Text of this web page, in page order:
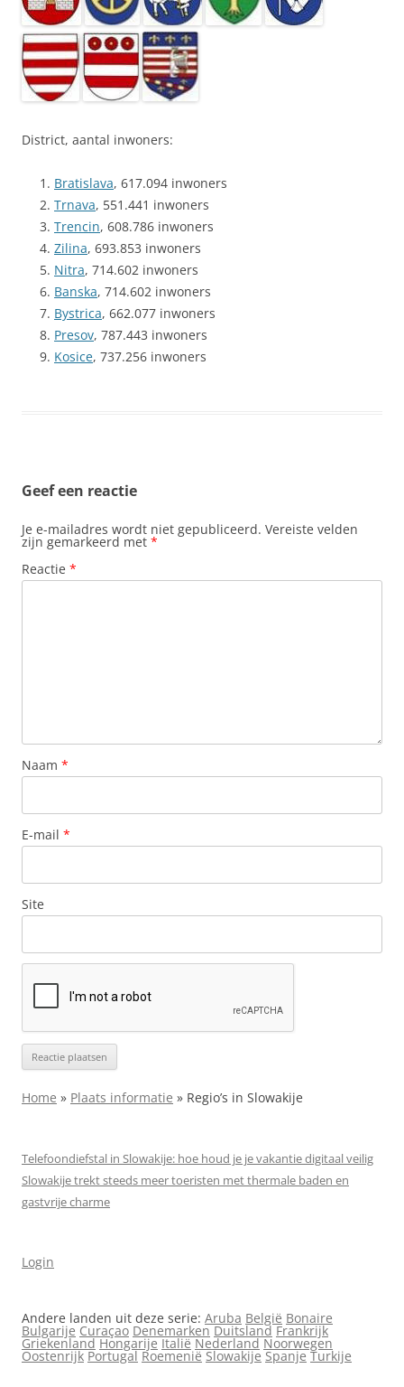
District, aantal inwoners:
Bratislava, 617.094 inwoners
Trnava, 551.441 inwoners
Trencin, 608.786 inwoners
Zilina, 693.853 inwoners
Nitra, 714.602 inwoners
Banska, 714.602 inwoners
Bystrica, 662.077 inwoners
Presov, 787.443 inwoners
Kosice, 737.256 inwoners
Geef een reactie
Je e-mailadres wordt niet gepubliceerd. Vereiste velden
zijn gemarkeerd met *
Reactie *
Naam *
E-mail *
Site
Home » Plaats informatie » Regio’s in Slowakije
Telefoondiefstal in Slowakije: hoe houd je je vakantie digitaal veilig
Slowakije trekt steeds meer toeristen met thermale baden en
gastvrije charme
Login
Andere landen uit deze serie: Aruba België Bonaire
Bulgarije Curaçao Denemarken Duitsland Frankrijk
Griekenland Hongarije Italië Nederland Noorwegen
Oostenrijk Portugal Roemenië Slowakije Spanje Turkije